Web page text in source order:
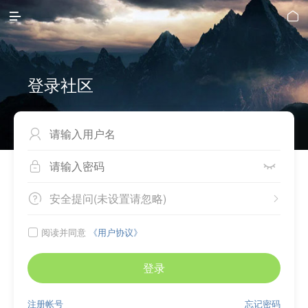
 
登录社区

 
 
安全提问(未设置请忽略)
 阅读并同意 《用户协议》
登录
忘记密码
注册帐号